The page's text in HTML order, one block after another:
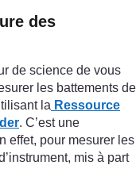
des
de science de vous
les battements de
la Ressource
. C’est une
effet, pour mesurer les
mis à part